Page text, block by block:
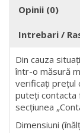
Opinii (0)
Intrebari /
Din cauza
într-o măsură
verificați prețul
puteți contacta
secțiunea
Dimensiuni